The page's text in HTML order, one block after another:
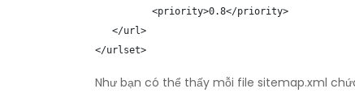
          <priority>0.8</priority>
   </url>
</urlset>
Như bạn có thể thấy mỗi file sitemap.xml